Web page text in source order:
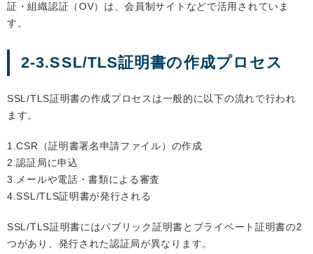
証・組織認証（OV）は、会員制サイトなどで活用されていま
す。
2-3.SSL/TLS証明書の作成プロセス
SSL/TLS証明書の作成プロセスは一般的に以下の流れで行われ
ます。
1.CSR（証明書署名申請ファイル）の作成
2.認証局に申込
3.メールや電話・書類による審査
4.SSL/TLS証明書が発行される
SSL/TLS証明書にはパブリック証明書とプライベート証明書の2
つがあり、発行された認証局が異なります。